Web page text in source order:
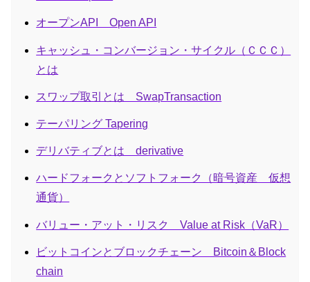
オープンAPI Open API
キャッシュ・コンバージョン・サイクル（ＣＣＣ）
とは
スワップ取引とは SwapTransaction
テーパリング Tapering
デリバティブとは derivative
ハードフォークとソフトフォーク（暗号資産 仮想
通貨）
バリュー・アット・リスク Value at Risk（VaR）
ビットコインとブロックチェーン Bitcoin＆Block
chain